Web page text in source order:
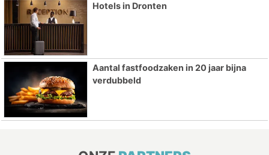
Hotels in Dronten
Aantal fastfoodzaken in 20 jaar bijna
verdubbeld